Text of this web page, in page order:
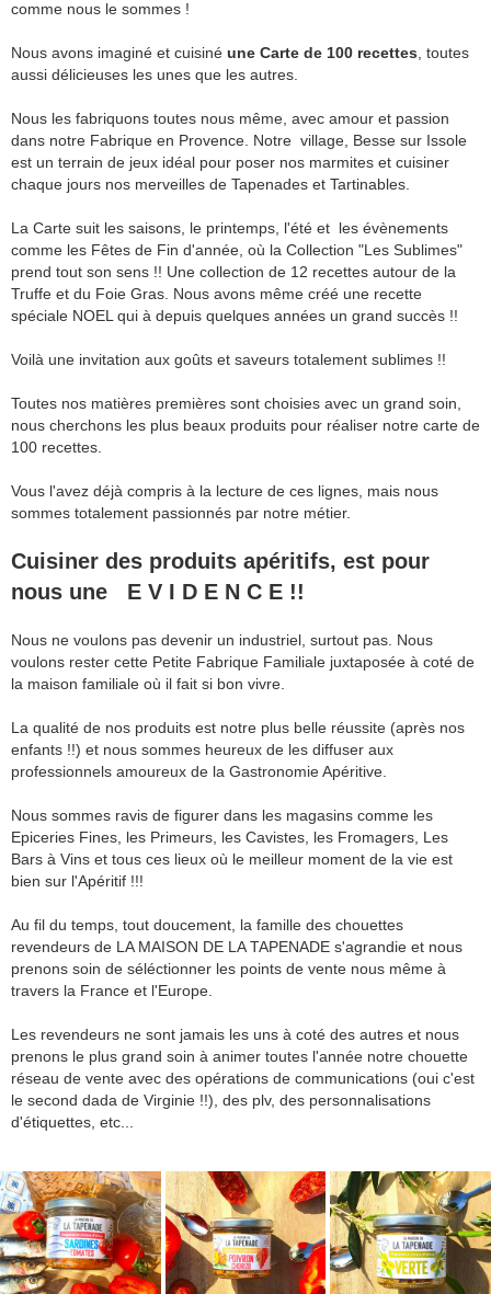
comme nous le sommes !
Nous avons imaginé et cuisiné une Carte de 100 recettes, toutes
aussi délicieuses les unes que les autres.
Nous les fabriquons toutes nous même, avec amour et passion
dans notre Fabrique en Provence. Notre village, Besse sur Issole
est un terrain de jeux idéal pour poser nos marmites et cuisiner
chaque jours nos merveilles de Tapenades et Tartinables.
La Carte suit les saisons, le printemps, l'été et les évènements
comme les Fêtes de Fin d'année, où la Collection "Les Sublimes"
prend tout son sens !! Une collection de 12 recettes autour de la
Truffe et du Foie Gras. Nous avons même créé une recette
spéciale NOEL qui à depuis quelques années un grand succès !!
Voilà une invitation aux goûts et saveurs totalement sublimes !!
Toutes nos matières premières sont choisies avec un grand soin,
nous cherchons les plus beaux produits pour réaliser notre carte de
100 recettes.
Vous l'avez déjà compris à la lecture de ces lignes, mais nous
sommes totalement passionnés par notre métier.
Cuisiner des produits apéritifs, est pour
nous une E V I D E N C E !!
Nous ne voulons pas devenir un industriel, surtout pas. Nous
voulons rester cette Petite Fabrique Familiale juxtaposée à coté de
la maison familiale où il fait si bon vivre.
La qualité de nos produits est notre plus belle réussite (après nos
enfants !!) et nous sommes heureux de les diffuser aux
professionnels amoureux de la Gastronomie Apéritive.
Nous sommes ravis de figurer dans les magasins comme les
Epiceries Fines, les Primeurs, les Cavistes, les Fromagers, Les
Bars à Vins et tous ces lieux où le meilleur moment de la vie est
bien sur l'Apéritif !!!
Au fil du temps, tout doucement, la famille des chouettes
revendeurs de LA MAISON DE LA TAPENADE s'agrandie et nous
prenons soin de séléctionner les points de vente nous même à
travers la France et l'Europe.
Les revendeurs ne sont jamais les uns à coté des autres et nous
prenons le plus grand soin à animer toutes l'année notre chouette
réseau de vente avec des opérations de communications (oui c'est
le second dada de Virginie !!), des plv, des personnalisations
d'étiquettes, etc...